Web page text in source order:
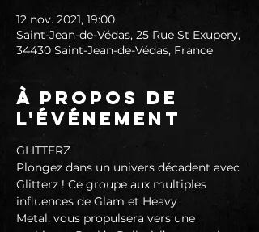
12 nov. 2021, 19:00
Saint-Jean-de-Védas, 25 Rue St Exupery,
34430 Saint-Jean-de-Védas, France
À propos de
l'événement
GLITTERZ
Plongez dans un univers décadent avec
Glitterz ! Ce groupe aux multiples
influences de Glam et Heavy
Metal, vous propulsera vers une